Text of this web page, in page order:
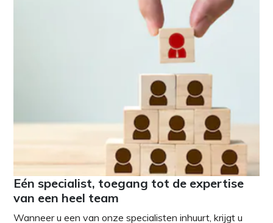
Eén specialist, toegang tot de expertise
van een heel team
Wanneer u een van onze specialisten inhuurt, krijgt u